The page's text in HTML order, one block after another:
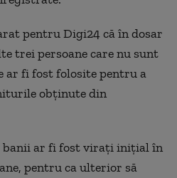
pentru Digi24 că în dosar
trei persoane care nu sunt
ar fi fost folosite pentru a
obţinute din
ar fi fost viraţi iniţial în
pentru ca ulterior să